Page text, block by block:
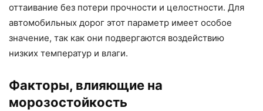
оттаивание без потери прочности и целостности. Для
автомобильных дорог этот параметр имеет особое
значение, так как они подвергаются воздействию
низких температур и влаги.
Факторы, влияющие на
морозостойкость